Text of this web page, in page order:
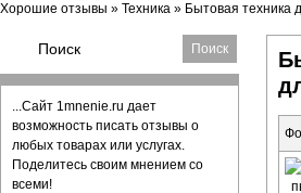
Хорошие отзывы » Техника » Бытовая техника
...Сайт 1mnenie.ru дает
возможность писать отзывы о
любых товарах или услугах.
Поделитесь своим мнением со
всеми!